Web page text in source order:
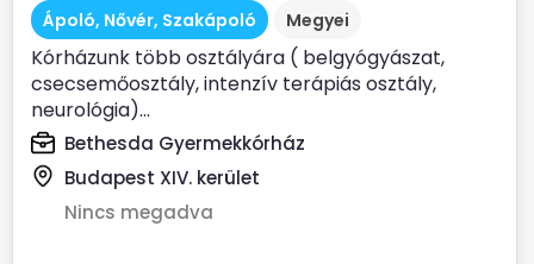
Ápoló, Nővér, Szakápoló Megyei
Kórházunk több osztályára ( belgyógyászat,
csecsemőosztály, intenzív terápiás osztály,
neurológia)...
Bethesda Gyermekkórház
Budapest XIV. kerület
Nincs megadva